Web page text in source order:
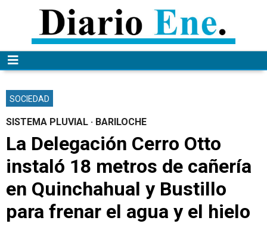
SOCIEDAD
SISTEMA PLUVIAL · BARILOCHE
La Delegación Cerro Otto
instaló 18 metros de cañería
en Quinchahual y Bustillo
para frenar el agua y el hielo